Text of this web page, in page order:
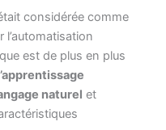
considérée comme
l’automatisation
est de plus en plus
naturel et